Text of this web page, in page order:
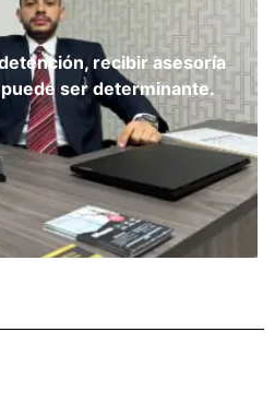
recibir asesoría
ser determinante.